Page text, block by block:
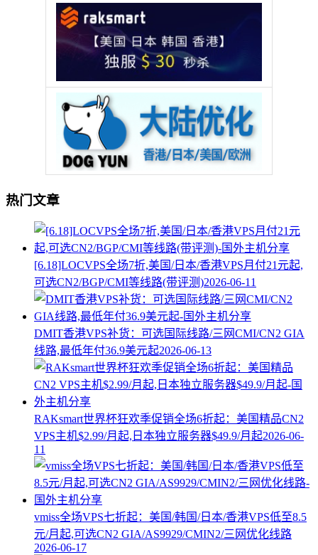
热门文章
[6.18]LOCVPS全场7折,美国/日本/香港VPS月付21元起,
可选CN2/BGP/CMI等线路(带评测)2026-06-11
DMIT香港VPS补货：可选国际线路/三网CMI/CN2 GIA
线路,最低年付36.9美元起2026-06-13
RAKsmart世界杯狂欢季促销全场6折起：美国精品CN2
VPS主机$2.99/月起,日本独立服务器$49.9/月起2026-06-
11
vmiss全场VPS七折起：美国/韩国/日本/香港VPS低至8.5
元/月起,可选CN2 GIA/AS9929/CMIN2/三网优化线路
2026-06-17